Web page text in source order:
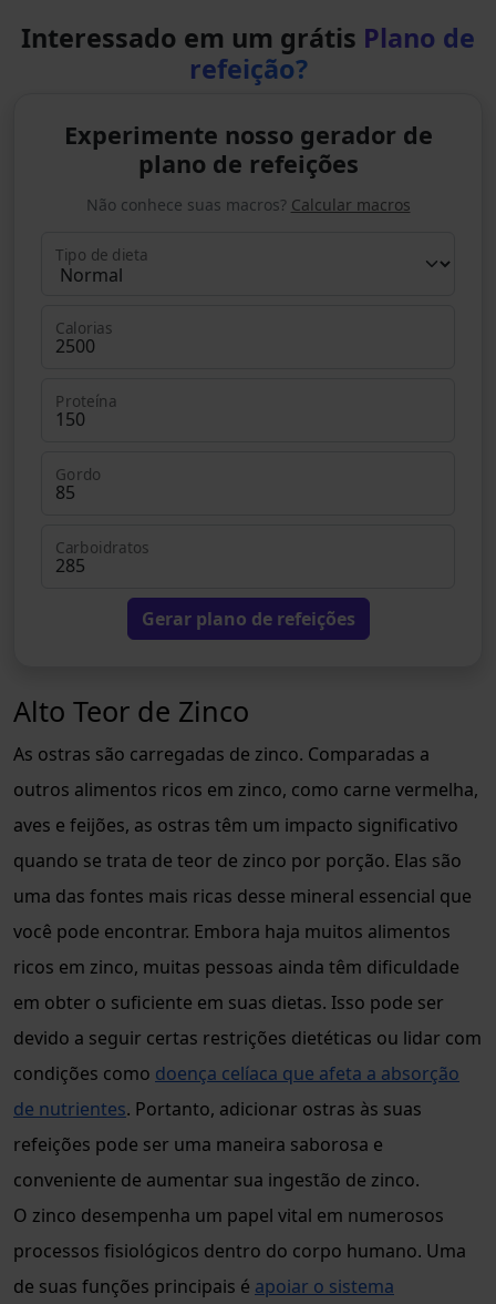
Interessado em um grátis Plano de
refeição?
Experimente nosso gerador de
plano de refeições
Não conhece suas macros? Calcular macros
Tipo de dieta
Calorias
Proteína
Gordo
Carboidratos
Gerar plano de refeições
Alto Teor de Zinco
As ostras são carregadas de zinco. Comparadas a
outros alimentos ricos em zinco, como carne vermelha,
aves e feijões, as ostras têm um impacto significativo
quando se trata de teor de zinco por porção. Elas são
uma das fontes mais ricas desse mineral essencial que
você pode encontrar. Embora haja muitos alimentos
ricos em zinco, muitas pessoas ainda têm dificuldade
em obter o suficiente em suas dietas. Isso pode ser
devido a seguir certas restrições dietéticas ou lidar com
condições como doença celíaca que afeta a absorção
de nutrientes. Portanto, adicionar ostras às suas
refeições pode ser uma maneira saborosa e
conveniente de aumentar sua ingestão de zinco.
O zinco desempenha um papel vital em numerosos
processos fisiológicos dentro do corpo humano. Uma
de suas funções principais é apoiar o sistema